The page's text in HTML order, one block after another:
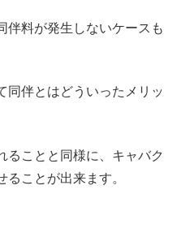
伴料が発生しないケースも
同伴とはどういったメリッ
ることと同様に、キャバク
ことが出来ます。